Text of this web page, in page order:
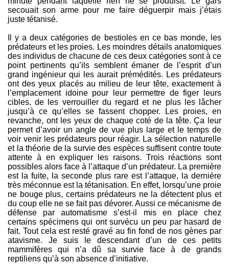
secouait son arme pour me faire déguerpir mais j’étais
juste tétanisé.
Il y a deux catégories de bestioles en ce bas monde, les
prédateurs et les proies. Les moindres détails anatomiques
des individus de chacune de ces deux catégories sont à ce
point pertinents qu’ils semblent émaner de l’esprit d’un
grand ingénieur qui les aurait prémédités. Les prédateurs
ont des yeux placés au milieu de leur tête, exactement à
l’emplacement idoine pour leur permettre de figer leurs
cibles, de les verrouiller du regard et ne plus les lâcher
jusqu’à ce qu’elles se fassent chopper. Les proies, en
revanche, ont les yeux de chaque coté de la tête. Ça leur
permet d’avoir un angle de vue plus large et le temps de
voir venir les prédateurs pour réagir. La sélection naturelle
et la théorie de la survie des espèces suffisent contre toute
attente à en expliquer les raisons. Trois réactions sont
possibles alors face à l’attaque d’un prédateur. La première
est la fuite, la seconde plus rare est l’attaque, la dernière
très méconnue est la tétanisation. En effet, lorsqu’une proie
ne bouge plus, certains prédateurs ne la détectent plus et
du coup elle ne se fait pas dévorer. Aussi ce mécanisme de
défense par automatisme s’est-il mis en place chez
certains spécimens qui ont survécu un peu par hasard de
fait. Tout cela est resté gravé au fin fond de nos gènes par
atavisme. Je suis le descendant d’un de ces petits
mammifères qui n’a dû sa survie face à de grands
reptiliens qu’à son absence d’initiative.